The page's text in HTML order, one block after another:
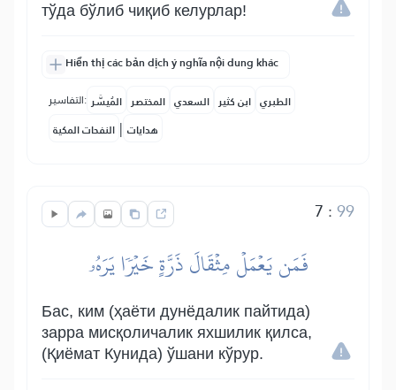
тўда бўлиб чиқиб келурлар!
Hiển thị các bản dịch ý nghĩa nội dung khác
التفاسير: المُيسَّر المختصر السعدي ابن كثير الطبري
النفحات المكية | هدايات
7 :99
فَمَن يَعۡمَلۡ مِثۡقَالَ ذَرَّةٍ خَيۡرٗا يَرَهُۥ
Бас, ким (ҳаёти дунёдалик пайтида)
зарра мисқоличалик яхшилик қилса,
(Қиёмат Кунида) ўшани кўрур.